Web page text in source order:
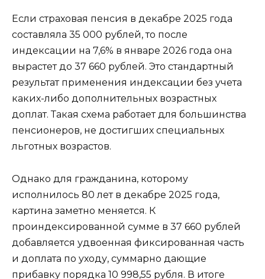
Если страховая пенсия в декабре 2025 года
составляла 35 000 рублей, то после
индексации на 7,6% в январе 2026 года она
вырастет до 37 660 рублей. Это стандартный
результат применения индексации без учета
каких-либо дополнительных возрастных
доплат. Такая схема работает для большинства
пенсионеров, не достигших специальных
льготных возрастов.
Однако для гражданина, которому
исполнилось 80 лет в декабре 2025 года,
картина заметно меняется. К
проиндексированной сумме в 37 660 рублей
добавляется удвоенная фиксированная часть
и доплата по уходу, суммарно дающие
прибавку порядка 10 998,55 рубля. В итоге